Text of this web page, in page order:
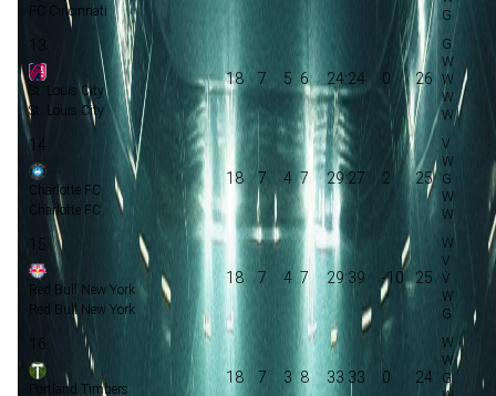
FC Cincinnati
13
St. Louis City
St. Louis City
18 7 5 6 24:24 0 26
14
Charlotte FC
Charlotte FC
18 7 4 7 29:27 2 25
15
Red Bull New York
Red Bull New York
18 7 4 7 29:39 -10 25
16
Portland Timbers
18 7 3 8 33:33 0 24